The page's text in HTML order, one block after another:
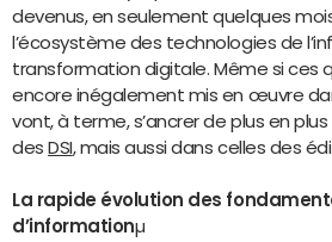
devenus, en seulement quelques
l’écosystème des technologies de
transformation digitale. Même si ces
encore inégalement mis en œuvre
vont, à terme, s’ancrer de plus en
desDSI, mais aussi dans celles des
La rapide évolution des
d’informationµ